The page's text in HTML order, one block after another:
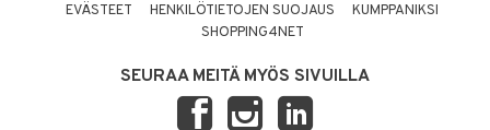
EVÄSTEET
HENKILÖTIETOJEN SUOJAUS
KUMPPANIKSI
SHOPPING4NET
SEURAA MEITÄ MYÖS SIVUILLA